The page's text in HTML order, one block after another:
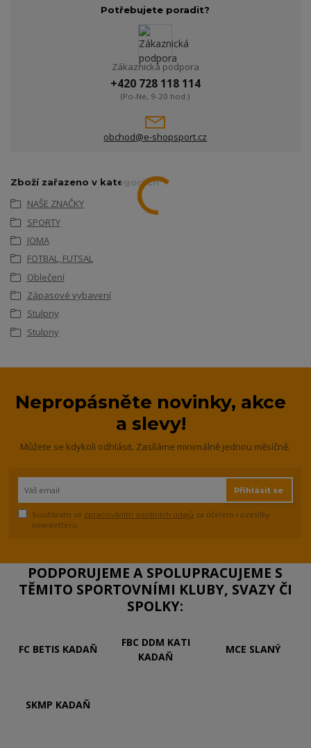
Potřebujete poradit?
Zákaznická podpora
+420 728 118 114
(Po-Ne, 9-20 hod.)
obchod@e-shopsport.cz
Zboží zařazeno v kategoriích
NAŠE ZNAČKY
SPORTY
JOMA
FOTBAL, FUTSAL
Oblečení
Zápasové vybavení
Stulpny
Stulpny
Nepropásněte novinky, akce
a slevy!
Můžete se kdykoli odhlásit. Zasíláme minimálně jednou měsíčně.
Přihlásit se
Souhlasím se zpracováním osobních údajů za účelem rozesílky
newsletteru.
PODPORUJEME A SPOLUPRACUJEME S
TĚMITO SPORTOVNÍMI KLUBY, SVAZY ČI
SPOLKY:
FC BETIS KADAŇ
FBC DDM KATI
KADAŇ
MCE SLANÝ
SKMP KADAŇ